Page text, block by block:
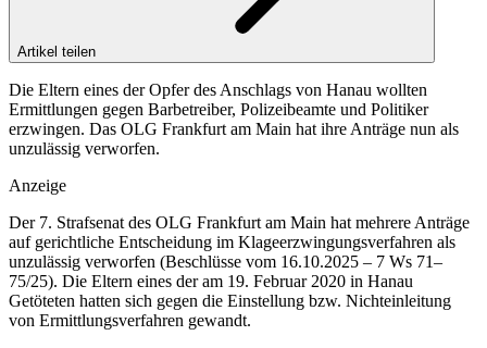
Artikel teilen
Die Eltern eines der Opfer des Anschlags von Hanau wollten
Ermittlungen gegen Barbetreiber, Polizeibeamte und Politiker
erzwingen. Das OLG Frankfurt am Main hat ihre Anträge nun als
unzulässig verworfen.
Anzeige
Der 7. Strafsenat des OLG Frankfurt am Main hat mehrere Anträge
auf gerichtliche Entscheidung im Klageerzwingungsverfahren als
unzulässig verworfen (Beschlüsse vom 16.10.2025 – 7 Ws 71–
75/25). Die Eltern eines der am 19. Februar 2020 in Hanau
Getöteten hatten sich gegen die Einstellung bzw. Nichteinleitung
von Ermittlungsverfahren gewandt.